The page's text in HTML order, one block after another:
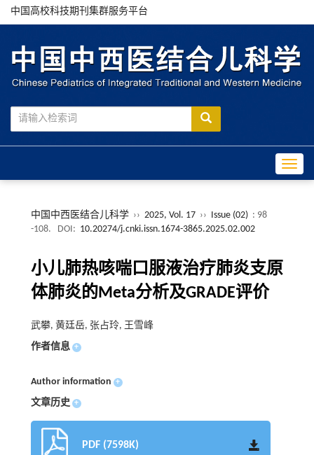
中国高校科技期刊集群服务平台
中国中西医结合儿科学 ›› 2025, Vol. 17 ›› Issue (02) : 98
-108.
DOI: 10.20274/j.cnki.issn.1674-3865.2025.02.002
小儿肺热咳喘口服液治疗肺炎支原
体肺炎的Meta分析及GRADE评价
武攀, 黄廷岳, 张占玲, 王雪峰
作者信息 +
Author information +
文章历史 +
PDF (7598K)